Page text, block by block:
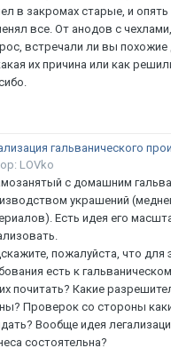
в закромах старые, и опять
все. От анодов с
встречали ли вы похожие
их причина или как
LOVko
с домашним
украшений
Есть идея его
пожалуйста, что для
есть к
почитать? Какие
Проверок со стороны
Вообще идея
состоятельна?